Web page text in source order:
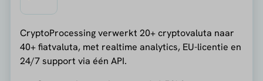
CryptoProcessing verwerkt 20+ cryptovaluta naar
40+ fiatvaluta, met realtime analytics, EU-licentie en
24/7 support via één API.